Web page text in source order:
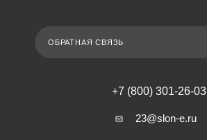
ОБРАТНАЯ СВЯЗЬ
+7 (800) 301-26-03
23@slon-e.ru